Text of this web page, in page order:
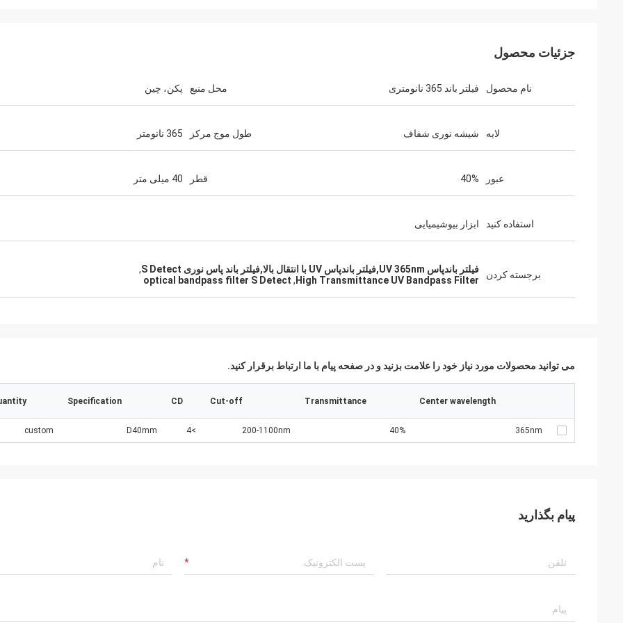
جزئیات محصول
نام محصول فیلتر باند 365 نانومتری محل منبع پکن، چین
لایه شیشه نوری شفاف طول موج مرکز 365 نانومتر
عبور 40% قطر 40 میلی متر
استفاده کنید ابزار بیوشیمیایی
برجسته کردن فیلتر باندپاس UV 365nm,فیلتر باندپاس UV با انتقال بالا,فیلتر باند پاس نوری S Detect
,
High Transmittance UV Bandpass Filter
,
optical bandpass filter S Detect
می توانید محصولات مورد نیاز خود را علامت بزنید و در صفحه پیام با ما ارتباط برقرار کنید.
Center wavelength
Transmittance
Cut-off
CD
Specification
365nm
40%
200-1100nm
>4
D40mm
custom
پیام بگذارید